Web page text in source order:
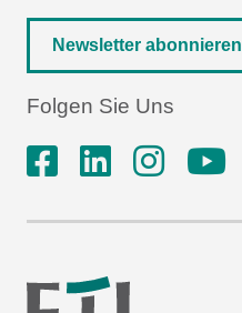
Newsletter abonnieren
Folgen Sie Uns